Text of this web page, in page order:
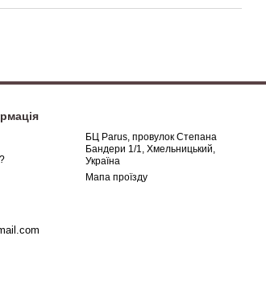
БЦ Parus, провулок Степана
Бандери 1/1, Хмельницький,
Україна
Мапа проїзду